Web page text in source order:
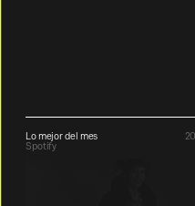
Lo mejor del mes
Spotify